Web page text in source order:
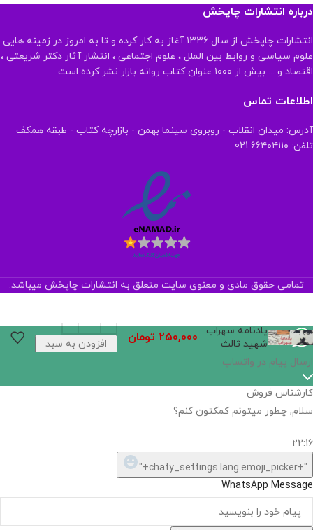
درباره انتشارات چاپخش
انتشارات چاپخش از سال ۱۳۳۶ آغاز به کار کرده و تا به امروز در زمینه هایی
علوم سیاسی و روابط بین الملل ، علوم اجتماعی ، انتشار آثار دکتر شریعتی ،
اقتصاد و ... بیش از ۱۰۰۰ عنوان کتاب روانه بازار نشر کرده است .
اطلاعات تماس
آدرس: میدان انقلاب - روبروی سینما بهمن - بازارچه کتاب - طبقه همکف
تلفن: ۶۶۴۰۴۱۱۰ 021
تمامی حقوق مادی و معنوی سایت متعلق به انتشارات چاپخش میباشد.
یادنامه سهراب
شهید ثالث
250,000 تومان
افزودن به سبد
اگر
نیست,
شاید
بتونیم
تهیه